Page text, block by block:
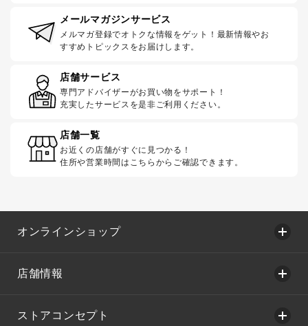
メールマガジンサービス
メルマガ登録でオトクな情報をゲット！最新情報やお
すすめトピックスをお届けします。
店舗サービス
専門アドバイザーがお買い物をサポート！
充実したサービスを是非ご利用ください。
店舗一覧
お近くの店舗がすぐに見つかる！
住所や営業時間はこちらからご確認できます。
オンラインショップ
店舗情報
ストアコンセプト